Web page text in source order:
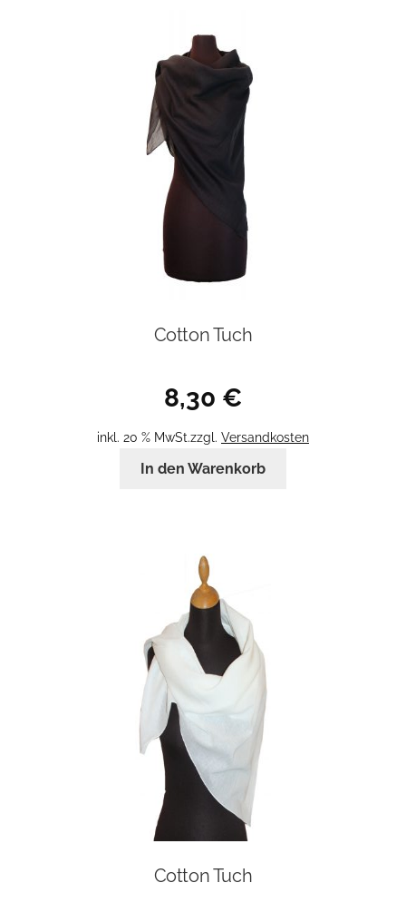
Cotton Tuch
8,30 €
inkl. 20 % MwSt.zzgl. Versandkosten
In den Warenkorb
Cotton Tuch